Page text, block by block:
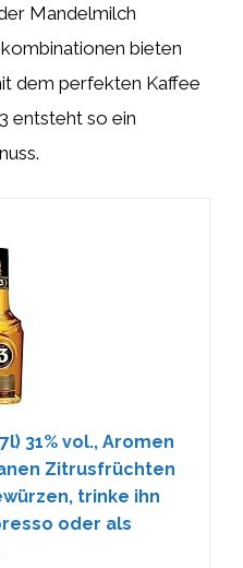
Mandelmilch
bieten
dem perfekten Kaffee
entsteht so ein
31% vol., Aromen
Zitrusfrüchten
trinke ihn
oder als